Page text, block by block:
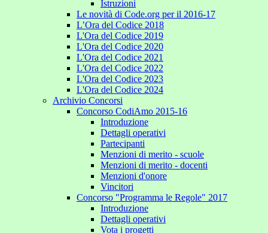
Istruzioni
Le novità di Code.org per il 2016-17
L’Ora del Codice 2018
L'Ora del Codice 2019
L'Ora del Codice 2020
L'Ora del Codice 2021
L'Ora del Codice 2022
L'Ora del Codice 2023
L'Ora del Codice 2024
Archivio Concorsi
Concorso CodiAmo 2015-16
Introduzione
Dettagli operativi
Partecipanti
Menzioni di merito - scuole
Menzioni di merito - docenti
Menzioni d'onore
Vincitori
Concorso "Programma le Regole" 2017
Introduzione
Dettagli operativi
Vota i progetti